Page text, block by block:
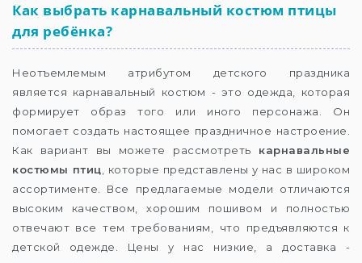
Как выбрать карнавальный костюм птицы
для ребёнка?
Неотъемлемым атрибутом детского праздника
является карнавальный костюм - это одежда, которая
формирует образ того или иного персонажа. Он
помогает создать настоящее праздничное настроение.
Как вариант вы можете рассмотреть карнавальные
костюмы птиц , которые представлены у нас в широком
ассортименте. Все предлагаемые модели отличаются
высоким качеством, хорошим пошивом и полностью
отвечают все тем требованиям, что предъявляются к
детской одежде. Цены у нас низкие, а доставка -